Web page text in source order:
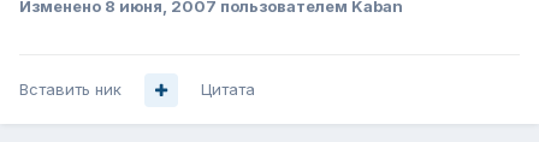
Изменено 8 июня, 2007 пользователем Kaban
Вставить ник Цитата